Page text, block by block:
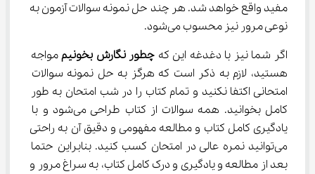
مفید واقع خواهد شد. هر چند حل نمونه سوالات آزمون به
نوعی مرور نیز محسوب می‌شود.
اگر شما نیز با دغدغه این که چطور نگارش بخونیم مواجه
هستید، لازم به ذکر است که هرگز به حل نمونه سوالات
امتحانی اکتفا نکنید و تمام کتاب را در شب امتحان به طور
کامل بخوانید. همه سوالات از کتاب طراحی می‌شود و با
یادگیری کامل کتاب و مطالعه مفهومی و دقیق آن به راحتی
می‌توانید نمره عالی در امتحان کسب کنید. بنابراین حتما
بعد از مطالعه و یادگیری و درک کامل کتاب، به سراغ مرور و